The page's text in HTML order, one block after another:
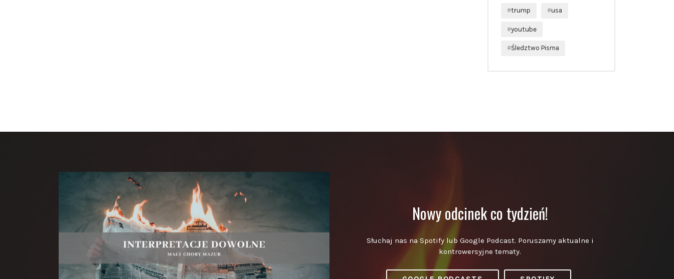
trump usa
youtube
Śledztwo Pisma
Nowy odcinek co tydzień!
Słuchaj nas na Spotify lub Google Podcast. Poruszamy aktualne i
kontrowersyjne tematy.